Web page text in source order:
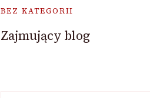
BEZ KATEGORII
Zajmujący blog